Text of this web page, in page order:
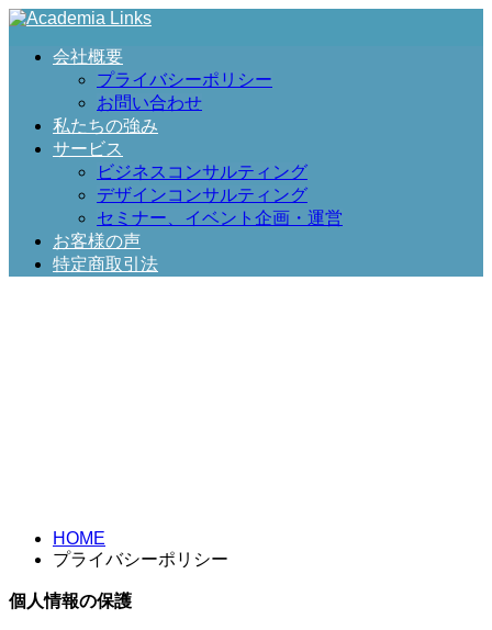
会社概要
プライバシーポリシー
お問い合わせ
私たちの強み
サービス
ビジネスコンサルティング
デザインコンサルティング
セミナー、イベント企画・運営
お客様の声
特定商取引法
HOME
プライバシーポリシー
個人情報の保護